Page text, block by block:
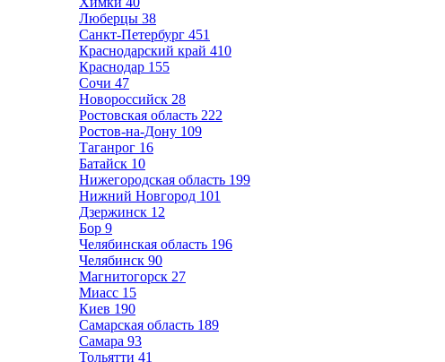
Люберцы 38
Санкт-Петербург 451
Краснодарский край 410
Краснодар 155
Сочи 47
Новороссийск 28
Ростовская область 222
Ростов-на-Дону 109
Таганрог 16
Батайск 10
Нижегородская область 199
Нижний Новгород 101
Дзержинск 12
Бор 9
Челябинская область 196
Челябинск 90
Магнитогорск 27
Миасс 15
Киев 190
Самарская область 189
Самара 93
Тольятти 41